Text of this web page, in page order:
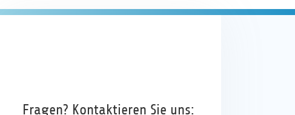
Fragen? Kontaktieren Sie uns: